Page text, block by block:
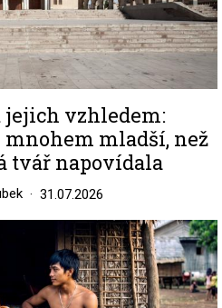
jejich vzhledem:
mladší, než
tvář napovídala
31.07.2026